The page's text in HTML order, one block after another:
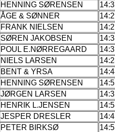
HENNING SØRENSEN
ÅGE & SØNNER
FRANK NIELSEN
SØREN JAKOBSEN
POUL E.NØRREGAARD
NIELS LARSEN
BENT & YRSA
HENNING SØRENSEN
JØRGEN LARSEN
HENRIK L.JENSEN
JESPER DRESLER
PETER BIRKSØ